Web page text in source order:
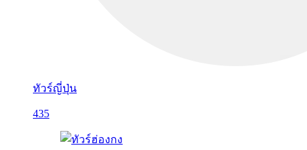
ทัวร์ญี่ปุ่น
435